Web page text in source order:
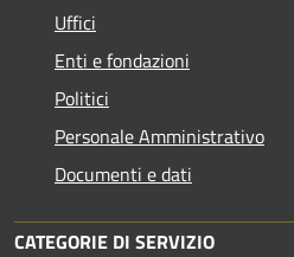
Uffici
Enti e fondazioni
Politici
Personale Amministrativo
Documenti e dati
CATEGORIE DI SERVIZIO